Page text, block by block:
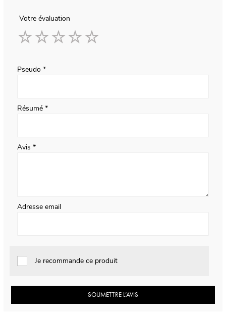
Votre évaluation
Pseudo
Résumé
Avis
Adresse email
Je recommande ce produit
SOUMETTRE L’AVIS